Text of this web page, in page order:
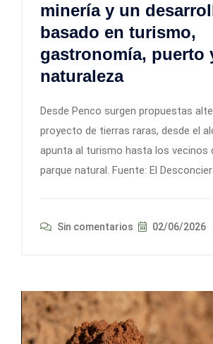
minería y un
basado en turismo,
gastronomía, puerto
naturaleza
Desde Penco surgen propuestas
proyecto de tierras raras, desde el
apunta al turismo hasta los vecinos
parque natural. Fuente: El Desconcier
Sin comentarios 02/06/2026